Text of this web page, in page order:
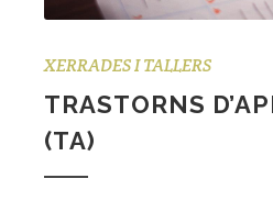
XERRADES I TALLERS
TRASTORNS
(TA)